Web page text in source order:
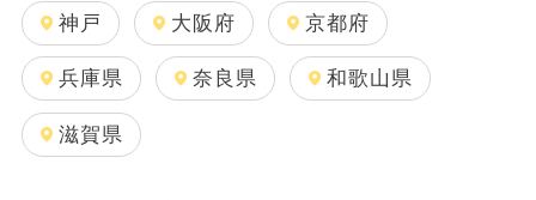
神戸 大阪府 京都府
兵庫県 奈良県 和歌山県
滋賀県